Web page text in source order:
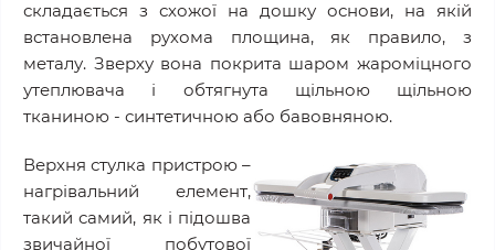
складається з схожої на дошку основи, на якій
встановлена рухома площина, як правило, з
металу. Зверху вона покрита шаром жароміцного
утеплювача і обтягнута щільною щільною
тканиною - синтетичною або бавовняною.
Верхня стулка пристрою –
нагрівальний елемент,
такий самий, як і підошва
звичайної побутової